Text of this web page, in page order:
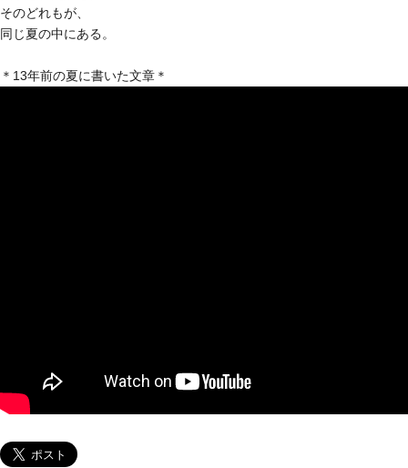
そのどれもが、
同じ夏の中にある。
＊13年前の夏に書いた文章＊